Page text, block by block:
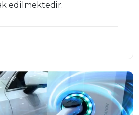
edilmektedir.